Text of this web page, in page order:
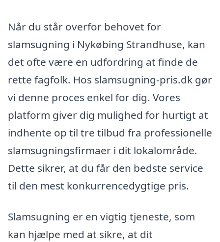
Når du står overfor behovet for
slamsugning i Nykøbing Strandhuse, kan
det ofte være en udfordring at finde de
rette fagfolk. Hos slamsugning-pris.dk gør
vi denne proces enkel for dig. Vores
platform giver dig mulighed for hurtigt at
indhente op til tre tilbud fra professionelle
slamsugningsfirmaer i dit lokalområde.
Dette sikrer, at du får den bedste service
til den mest konkurrencedygtige pris.
Slamsugning er en vigtig tjeneste, som
kan hjælpe med at sikre, at dit